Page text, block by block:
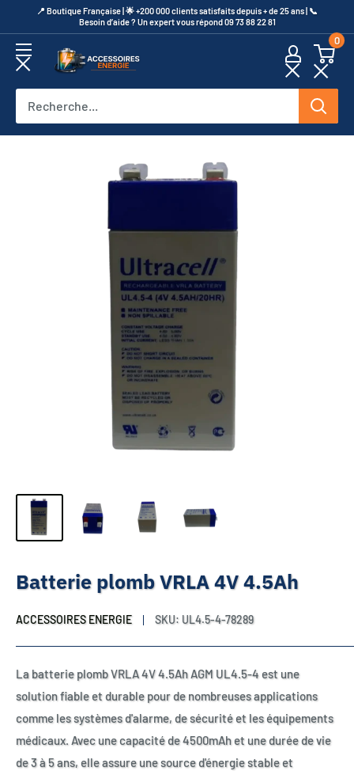
au
contenu
​📍​ Boutique Française | 🌟 +200 000 clients satisfaits depuis + de 25 ans | 📞​
Besoin d’aide ? Un expert vous répond 09 73 88 22 81
Accessoires
0
Batterie plomb VRLA 4V 4.5Ah
ACCESSOIRES ENERGIE SKU: UL4.5-4-78289
La batterie plomb VRLA 4V 4.5Ah AGM UL4.5-4 est une
solution fiable et durable pour de nombreuses applications
comme les systèmes d'alarme, de sécurité et les équipements
médicaux. Avec une capacité de 4500mAh et une durée de vie
de 3 à 5 ans, elle assure une source d'énergie stable et